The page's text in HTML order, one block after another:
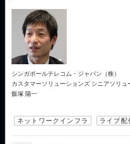
シンガポールテレコム・ジャパン（株）
カスタマーソリューションズ シニアソリュ
飯塚 陽一
ネットワークインフラ ライブ配